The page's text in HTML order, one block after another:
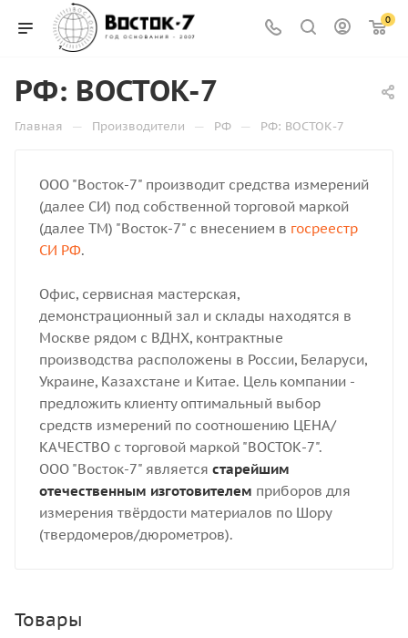
0
РФ: ВОСТОК-7
Главная — Производители — РФ — РФ: ВОСТОК-7
ООО "Восток-7" производит средства измерений
(далее СИ) под собственной торговой маркой
(далее ТМ) "Восток-7" с внесением в госреестр
СИ РФ.
Офис, сервисная мастерская,
демонстрационный зал и склады находятся в
Москве рядом с ВДНХ, контрактные
производства расположены в России, Беларуси,
Украине, Казахстане и Китае. Цель компании -
предложить клиенту оптимальный выбор
средств измерений по соотношению ЦЕНА/
КАЧЕСТВО с торговой маркой "ВОСТОК-7".
ООО "Восток-7" является старейшим
отечественным изготовителем приборов для
измерения твёрдости материалов по Шору
(твердомеров/дюрометров).
Товары